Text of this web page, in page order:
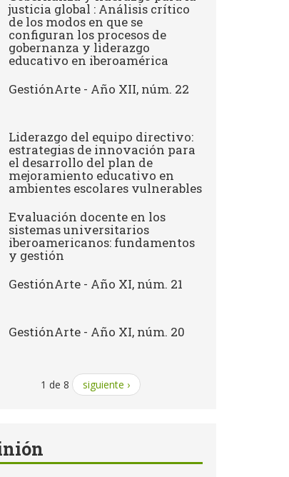
justicia global : Análisis crítico
de los modos en que se
configuran los procesos de
gobernanza y liderazgo
educativo en iberoamérica
GestiónArte - Año XII, núm. 22
Liderazgo del equipo directivo:
estrategias de innovación para
el desarrollo del plan de
mejoramiento educativo en
ambientes escolares vulnerables
Evaluación docente en los
sistemas universitarios
iberoamericanos: fundamentos
y gestión
GestiónArte - Año XI, núm. 21
GestiónArte - Año XI, núm. 20
1 de 8 siguiente ›